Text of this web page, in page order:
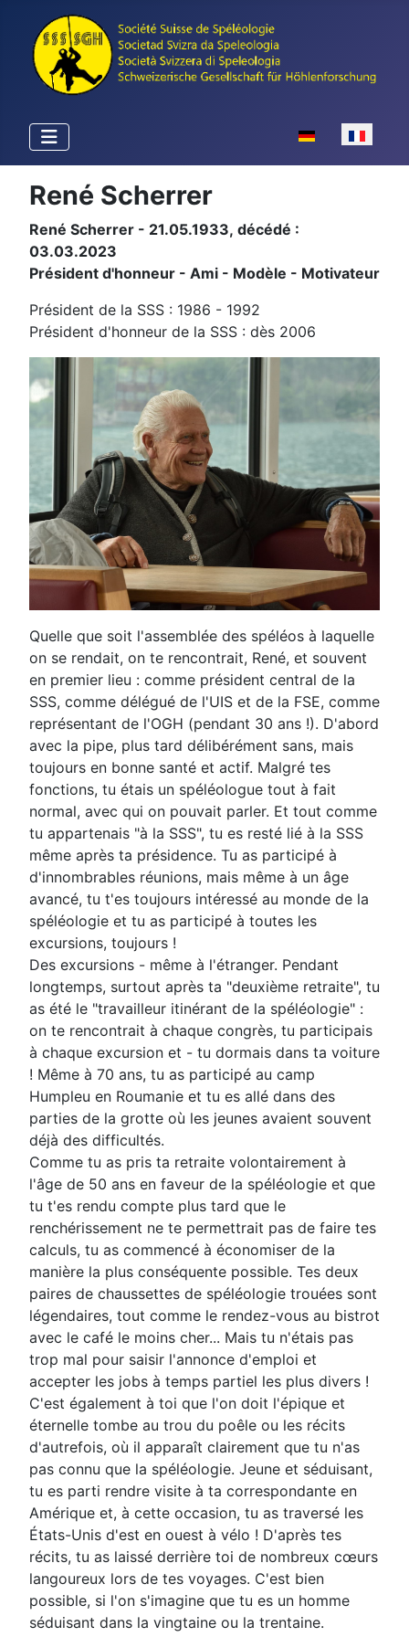
Sélectionnez
René Scherrer
René Scherrer - 21.05.1933, décédé :
03.03.2023
Président d'honneur - Ami - Modèle - Motivateur
Président de la SSS : 1986 - 1992
Président d'honneur de la SSS : dès 2006
Quelle que soit l'assemblée des spéléos à laquelle
on se rendait, on te rencontrait, René, et souvent
en premier lieu : comme président central de la
SSS, comme délégué de l'UIS et de la FSE, comme
représentant de l'OGH (pendant 30 ans !). D'abord
avec la pipe, plus tard délibérément sans, mais
toujours en bonne santé et actif. Malgré tes
fonctions, tu étais un spéléologue tout à fait
normal, avec qui on pouvait parler. Et tout comme
tu appartenais "à la SSS", tu es resté lié à la SSS
même après ta présidence. Tu as participé à
d'innombrables réunions, mais même à un âge
avancé, tu t'es toujours intéressé au monde de la
spéléologie et tu as participé à toutes les
excursions, toujours !
Des excursions - même à l'étranger. Pendant
longtemps, surtout après ta "deuxième retraite", tu
as été le "travailleur itinérant de la spéléologie" :
on te rencontrait à chaque congrès, tu participais
à chaque excursion et - tu dormais dans ta voiture
! Même à 70 ans, tu as participé au camp
Humpleu en Roumanie et tu es allé dans des
parties de la grotte où les jeunes avaient souvent
déjà des difficultés.
Comme tu as pris ta retraite volontairement à
l'âge de 50 ans en faveur de la spéléologie et que
tu t'es rendu compte plus tard que le
renchérissement ne te permettrait pas de faire tes
calculs, tu as commencé à économiser de la
manière la plus conséquente possible. Tes deux
paires de chaussettes de spéléologie trouées sont
légendaires, tout comme le rendez-vous au bistrot
avec le café le moins cher... Mais tu n'étais pas
trop mal pour saisir l'annonce d'emploi et
accepter les jobs à temps partiel les plus divers !
C'est également à toi que l'on doit l'épique et
éternelle tombe au trou du poêle ou les récits
d'autrefois, où il apparaît clairement que tu n'as
pas connu que la spéléologie. Jeune et séduisant,
tu es parti rendre visite à ta correspondante en
Amérique et, à cette occasion, tu as traversé les
États-Unis d'est en ouest à vélo ! D'après tes
récits, tu as laissé derrière toi de nombreux cœurs
langoureux lors de tes voyages. C'est bien
possible, si l'on s'imagine que tu es un homme
séduisant dans la vingtaine ou la trentaine.